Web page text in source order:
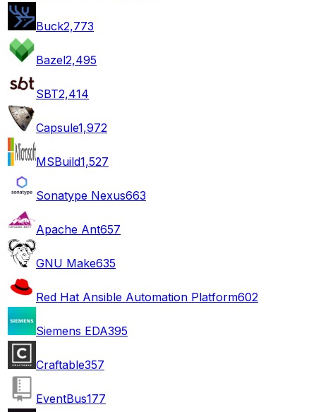
Buck2,773
Bazel2,495
SBT2,414
Capsule1,972
MSBuild1,527
Sonatype Nexus663
Apache Ant657
GNU Make635
Red Hat Ansible Automation Platform602
Siemens EDA395
Craftable357
EventBus177